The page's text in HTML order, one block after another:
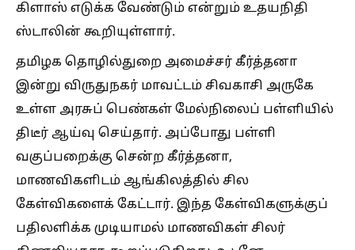
கிளாஸ் எடுக்க வேண்டும் என்றும் உதயநிதி
ஸ்டாலின் கூறியுள்ளார்.
தமிழக தொழில்துறை அமைச்சர் கீர்த்தனா
இன்று விருதுநகர் மாவட்டம் சிவகாசி அருகே
உள்ள அரசுப் பெண்கள் மேல்நிலைப் பள்ளியில்
திடீர் ஆய்வு செய்தார். அப்போது பள்ளி
வகுப்பறைக்கு சென்ற கீர்த்தனா,
மாணவிகளிடம் ஆங்கிலத்தில் சில
கேள்விகளைக் கேட்டார். இந்த கேள்விகளுக்குப்
பதிலளிக்க முடியாமல் மாணவிகள் சிலர்